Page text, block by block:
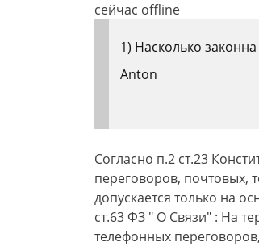
сейчас offline
1) Насколько
Anton
Согласно п.2 ст.23
переговоров, почтовых,
допускается только на
ст.63 ФЗ " О Связи" : На
телефонных